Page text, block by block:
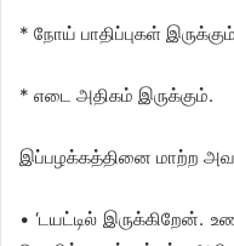
* நோய் பாதிப்புகள்
* எடை அதிகம் இருக்கும்.
இப்பழக்கத்தினை மாற்ற
• ‘டயட்டில் இருக்கிறேன்.